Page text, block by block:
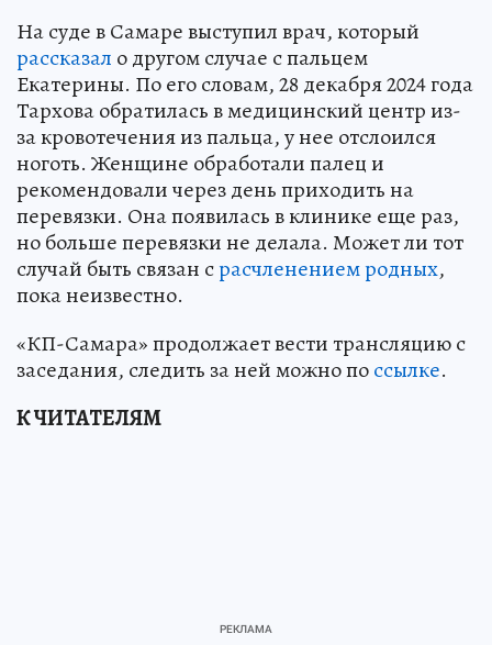
На суде в Самаре выступил врач, который
рассказал о другом случае с пальцем
Екатерины. По его словам, 28 декабря 2024 года
Тархова обратилась в медицинский центр из-
за кровотечения из пальца, у нее отслоился
ноготь. Женщине обработали палец и
рекомендовали через день приходить на
перевязки. Она появилась в клинике еще раз,
но больше перевязки не делала. Может ли тот
случай быть связан срасчленением родных,
пока неизвестно.
«КП-Самара» продолжает вести трансляцию с
заседания, следить за ней можно поссылке.
К ЧИТАТЕЛЯМ